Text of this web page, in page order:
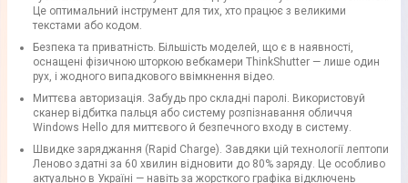
Це оптимальний інструмент для тих, хто працює з великими
текстами або кодом.
Безпека та приватність. Більшість моделей, що є в наявності,
оснащені фізичною шторкою вебкамери ThinkShutter — лише один
рух, і жодного випадкового ввімкнення відео.
Миттєва авторизація. Забудь про складні паролі. Використовуй
сканер відбитка пальця або систему розпізнавання обличчя
Windows Hello для миттєвого й безпечного входу в систему.
Швидке заряджання (Rapid Charge). Завдяки цій технології лептопи
Леново здатні за 60 хвилин відновити до 80% заряду. Це особливо
актуально в Україні — навіть за жорсткого графіка відключень